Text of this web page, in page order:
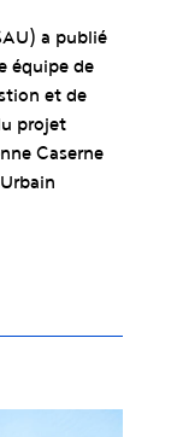
a publié
équipe de
et de
projet
Caserne